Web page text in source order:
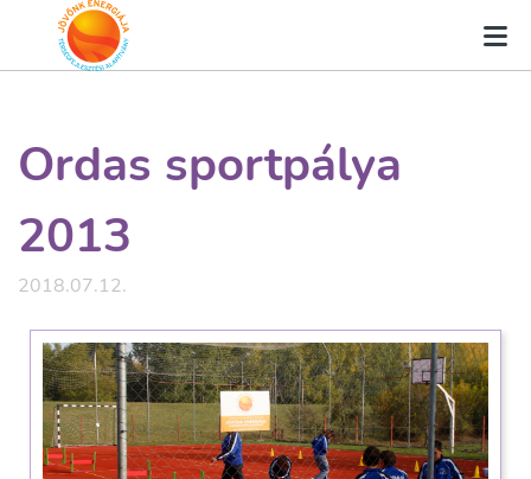
Ordas sportpálya
2013
2018.07.12.